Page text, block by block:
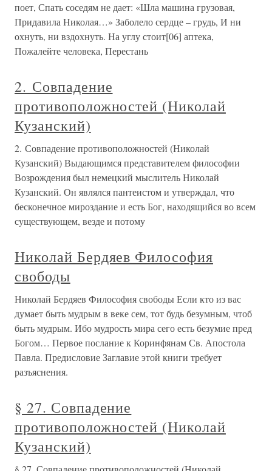
поет, Спать соседям не дает: «Шла машина грузовая,
Придавила Николая…» Заболело сердце – грудь, И ни
охнуть, ни вздохнуть. На углу стоит[06] аптека,
Пожалейте человека, Перестань
2. Совпадение
противоположностей (Николай
Кузанский)
2. Совпадение противоположностей (Николай
Кузанский) Выдающимся представителем философии
Возрождения был немецкий мыслитель Николай
Кузанский. Он являлся пантеистом и утверждал, что
бесконечное мироздание и есть Бог, находящийся во всем
существующем, везде и потому
Николай Бердяев Философия
свободы
Николай Бердяев Философия свободы Если кто из вас
думает быть мудрым в веке сем, тот будь безумным, чтоб
быть мудрым. Ибо мудрость мира сего есть безумие пред
Богом… Первое послание к Коринфянам Св. Апостола
Павла. Предисловие Заглавие этой книги требует
разъяснения.
§ 27. Совпадение
противоположностей (Николай
Кузанский)